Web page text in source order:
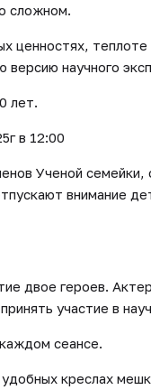
сложном.
ценностях,
научного
лет.
в 12:00
Ученой
внимание
двое героев.
участие в
сеансе.
креслах